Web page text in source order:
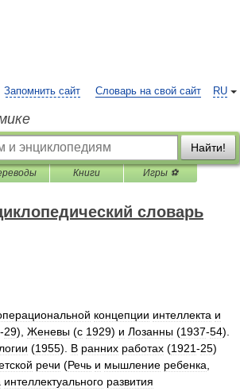
RU
Запомнить сайт Словарь на свой сайт
Найти!
Книги Игры ⚽
словарь
концепции интеллекта и
-29), Женевы (с 1929) и Лозанны (1937-54).
(1955). В ранних работах (1921-25)
речи (Речь и мышление ребенка
интеллектуального развития